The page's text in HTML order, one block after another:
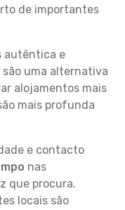
de importantes
autêntica e
são uma alternativa
alojamentos mais
mais profunda
e contacto
nas
que procura.
locais são